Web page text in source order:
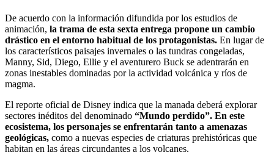
De acuerdo con la información difundida por los estudios de
animación, la trama de esta sexta entrega propone un cambio
drástico en el entorno habitual de los protagonistas. En lugar de
los característicos paisajes invernales o las tundras congeladas,
Manny, Sid, Diego, Ellie y el aventurero Buck se adentrarán en
zonas inestables dominadas por la actividad volcánica y ríos de
magma.
El reporte oficial de Disney indica que la manada deberá explorar
sectores inéditos del denominado “Mundo perdido”. En este
ecosistema, los personajes se enfrentarán tanto a amenazas
geológicas, como a nuevas especies de criaturas prehistóricas que
habitan en las áreas circundantes a los volcanes.